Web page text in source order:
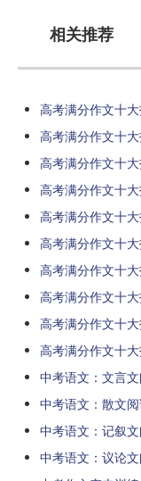
相关推荐
高考满分作文十
高考满分作文十
高考满分作文十
高考满分作文十
高考满分作文十
高考满分作文十
高考满分作文十
高考满分作文十
高考满分作文十
高考满分作文十
中考语文：文言
中考语文：散文
中考语文：记叙
中考语文：议论